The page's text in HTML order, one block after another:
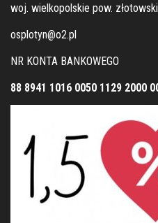
woj. wielkopolskie pow. złotowski
osplotyn@o2.pl
NR KONTA BANKOWEGO
88 8941 1016 0050 1129 2000